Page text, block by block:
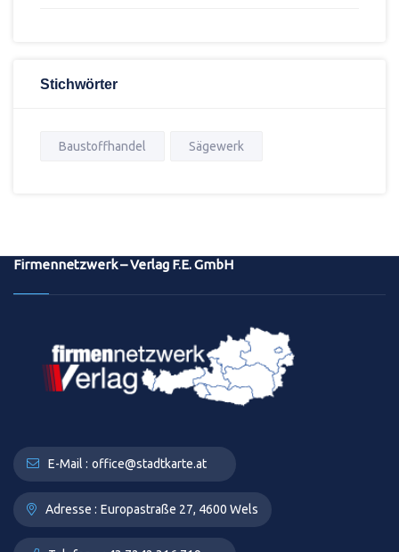
Stichwörter
Baustoffhandel Sägewerk
Firmennetzwerk – Verlag F.E. GmbH
E-Mail : office@stadtkarte.at
Adresse : Europastraße 27, 4600 Wels